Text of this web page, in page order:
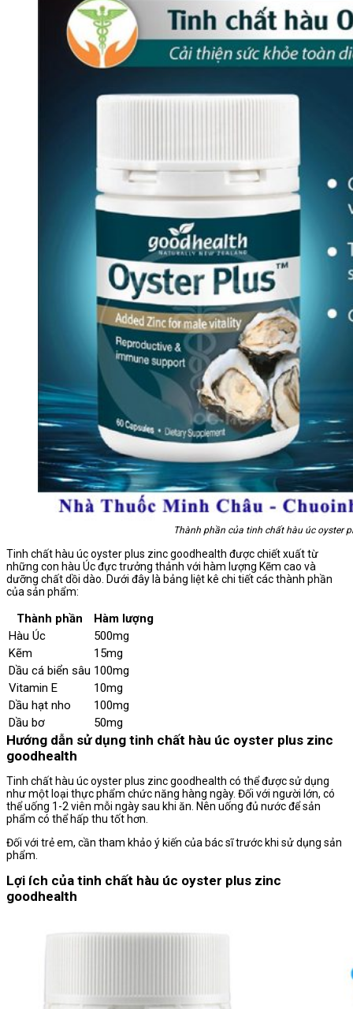
Thành phần của tinh chất hàu úc oyster
Tinh chất hàu úc oyster plus zinc goodhealth được chiết xuất từ
những con hàu Úc đực trưởng thảnh với hàm lượng Kẽm cao và
dưỡng chất dồi dào. Dưới đây là bảng liệt kê chi tiết các thành phần
của sản phẩm:
Thành phần
Hàm lượng
Hàu Úc
500mg
Kẽm
15mg
Dầu cá biển sâu 100mg
Vitamin E
10mg
Dầu hạt nho
100mg
Dầu bơ
50mg
Hướng dẫn sử dụng tinh chất hàu úc oyster plus zinc
goodhealth
Tinh chất hàu úc oyster plus zinc goodhealth có thể được sử dụng
như một loại thực phẩm chức năng hàng ngày. Đối với người lớn, có
thể uống 1-2 viên mỗi ngày sau khi ăn. Nên uống đủ nước để sản
phẩm có thể hấp thu tốt hơn.
Đối với trẻ em, cần tham khảo ý kiến của bác sĩ trước khi sử dụng sản
phẩm.
Lợi ích của tinh chất hàu úc oyster plus zinc
goodhealth